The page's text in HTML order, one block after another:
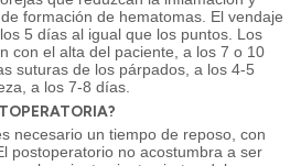
formación de hematomas. El vendaje
5 días al igual que los puntos. Los
con el alta del paciente, a los 7 o 10
suturas de los párpados, a los 4-5
a los 7-8 días.
necesario un tiempo de reposo, con
postoperatorio no acostumbra a ser